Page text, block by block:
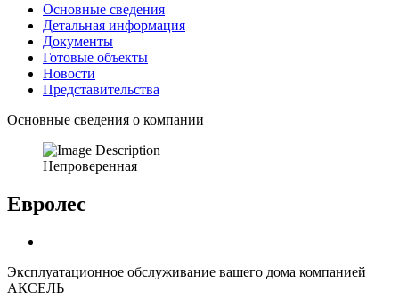
Основные сведения
Детальная информация
Документы
Готовые объекты
Новости
Представительства
Основные сведения о компании
Непроверенная
Евролес
Эксплуатационное обслуживание вашего дома компанией
АКСЕЛЬ